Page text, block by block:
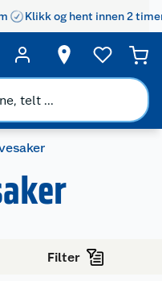
Klikk og hent innen 2
Filter